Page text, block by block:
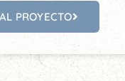
PROYECTO